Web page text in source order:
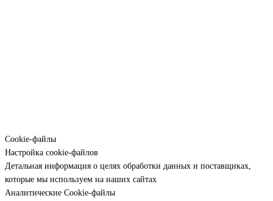
Cookie-файлы
Настройка cookie-файлов
Детальная информация о целях обработки данных и поставщиках,
которые мы используем на наших сайтах
Аналитические Cookie-файлы